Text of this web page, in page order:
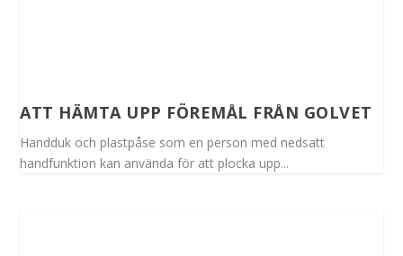
ATT HÄMTA UPP FÖREMÅL FRÅN GOLVET
Handduk och plastpåse som en person med nedsatt
handfunktion kan använda för att plocka upp...